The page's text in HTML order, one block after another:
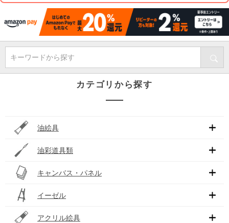
キーワードから探す
カテゴリから探す
油絵具
油彩道具類
キャンバス・パネル
イーゼル
アクリル絵具